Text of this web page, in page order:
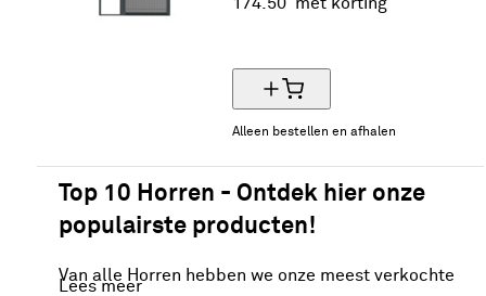
Alleen bestellen en afhalen
Top 10 Horren - Ontdek hier onze
populairste producten!
Van alle Horren hebben we onze meest verkochte
Lees meer